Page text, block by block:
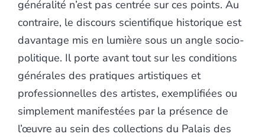
généralité n’est pas centrée sur ces points. Au
contraire, le discours scientifique historique est
davantage mis en lumière sous un angle socio-
politique. Il porte avant tout sur les conditions
générales des pratiques artistiques et
professionnelles des artistes, exemplifiées ou
simplement manifestées par la présence de
l’œuvre au sein des collections du Palais des